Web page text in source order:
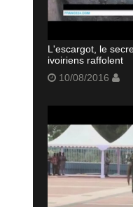
L'escargot, le
ivoiriens raffolent
10/08/2016